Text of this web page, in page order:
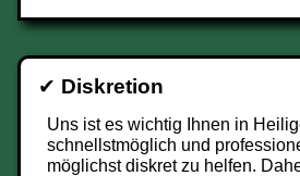
✔ Diskretion
Uns ist es wichtig Ihnen in
schnellstmöglich und
möglichst diskret zu helfen.